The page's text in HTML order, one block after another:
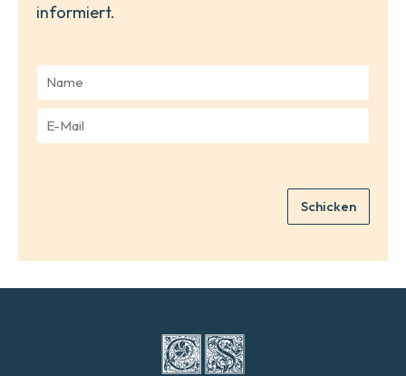
informiert.
m
*
Schicken